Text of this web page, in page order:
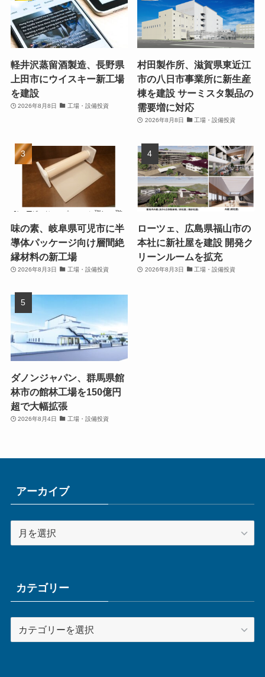
軽井沢蒸留酒製造、長野県
上田市にウイスキー新工場
を建設
2026年8月8日 工場・設備投資
村田製作所、滋賀県東近江
市の八日市事業所に新生産
棟を建設 サーミスタ製品の
需要増に対応
2026年8月8日 工場・設備投資
味の素、岐阜県可児市に半
導体パッケージ向け層間絶
縁材料の新工場
2026年8月3日 工場・設備投資
ローツェ、広島県福山市の
本社に新社屋を建設 開発ク
リーンルームを拡充
2026年8月3日 工場・設備投資
ダノンジャパン、群馬県館
林市の館林工場を150億円
超で大幅拡張
2026年8月4日 工場・設備投資
アーカイブ
ー
ブカテゴリー
テ